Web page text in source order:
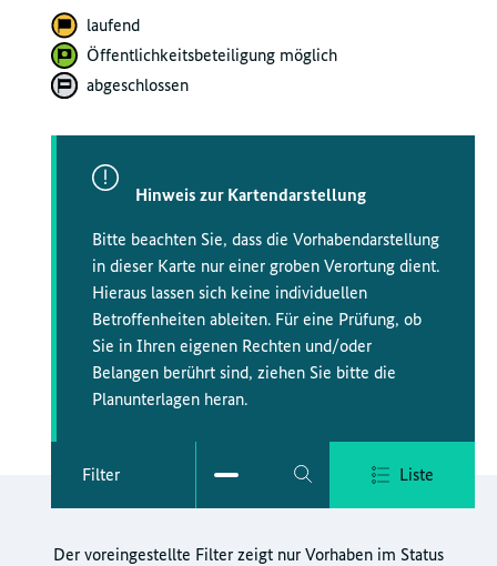
laufend
Öffentlichkeitsbeteiligung möglich
abgeschlossen
Hinweis zur Kartendarstellung
Bitte beachten Sie, dass die Vorhabendarstellung
in dieser Karte nur einer groben Verortung dient.
Hieraus lassen sich keine individuellen
Betroffenheiten ableiten. Für eine Prüfung, ob
Sie in Ihren eigenen Rechten und/oder
Belangen berührt sind, ziehen Sie bitte die
Planunterlagen heran.
Filter Liste
Der voreingestellte Filter zeigt nur Vorhaben im Status